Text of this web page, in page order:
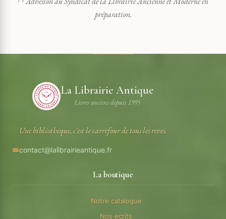
préparation.
La Librairie Antique
Livres anciens depuis 1995
Une bibliotheque, c'est le carrefour de tous les reves.
contact@lalibrairieantique.fr
La boutique
Notre catalogue
Nos ecrits